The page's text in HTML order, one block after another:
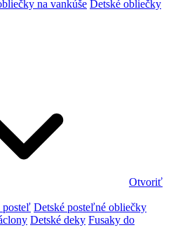
na vankúše Detské obliečky
Otvoriť
posteľ Detské posteľné obliečky
Detské deky Fusaky do